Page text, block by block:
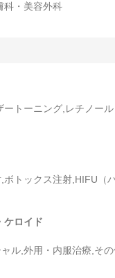
科・美容外科
ートーニング,レチノー
ボトックス注射,HIFU（
ロイド
ル,外用・内服治療,そ